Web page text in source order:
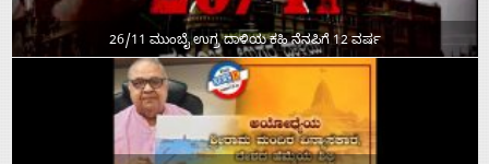
26/11 ಮುಂಬೈ ಉಗ್ರ ದಾಳಿಯ ಕಹಿ ನೆನಪಿಗೆ 12 ವರ್ಷ